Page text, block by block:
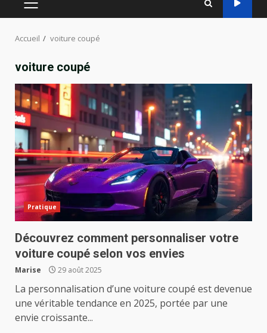
MENU
Accueil voiture coupé
voiture coupé
Pratique
Découvrez comment personnaliser votre
voiture coupé selon vos envies
Marise 29 août 2025
La personnalisation d’une voiture coupé est devenue
une véritable tendance en 2025, portée par une
envie croissante...